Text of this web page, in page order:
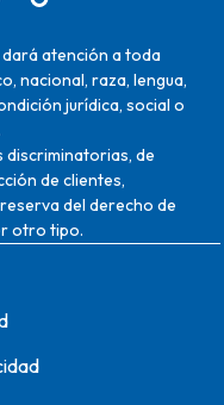
atención a toda
nacional, raza, lengua,
jurídica, social o
discriminatorias, de
de clientes,
del derecho de
otro tipo.